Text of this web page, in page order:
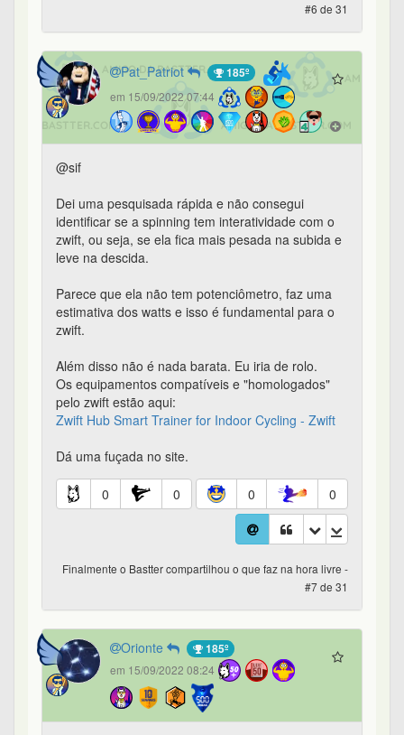
#6 de 31
Pat_Patriot 185º
em 15/09/2022 07:44
@sif
Dei uma pesquisada rápida e não consegui
identificar se a spinning tem interatividade com o
zwift, ou seja, se ela fica mais pesada na subida e
leve na descida.
Parece que ela não tem potenciômetro, faz uma
estimativa dos watts e isso é fundamental para o
zwift.
Além disso não é nada barata. Eu iria de rolo.
Os equipamentos compatíveis e "homologados"
pelo zwift estão aqui:
Zwift Hub Smart Trainer for Indoor Cycling - Zwift
Dá uma fuçada no site.
0 0 0 0
Finalmente o Bastter compartilhou o que faz na hora livre -
#7 de 31
Orionte 185º
em 15/09/2022 08:24